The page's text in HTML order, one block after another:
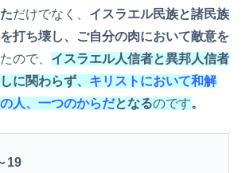
だけでなく、 イスラエル民族と諸民族
打ち壊し、ご自分の肉において敵意を
ので、 イスラエル人信者と異邦人信者
に関わらず、 キリストにおいて和解
人、一つのからだとなるのです。
19